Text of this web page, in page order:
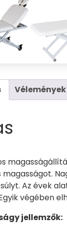
magasságot.
Az évek
végében
jellemzők: